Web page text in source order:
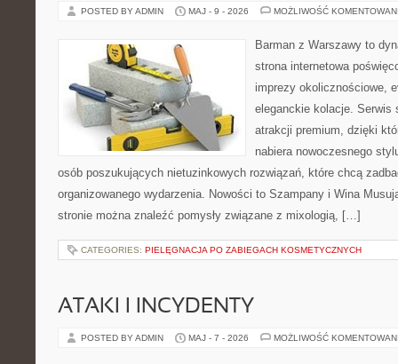
POSTED BY ADMIN MAJ - 9 - 2026 MOŻLIWOŚĆ
Barman z Warszawy to
strona internetowa
imprezy okolicznościowe,
eleganckie kolacje. Serwis
atrakcji premium, dzięki
nabiera nowoczesnego
osób poszukujących nietuzinkowych rozwiązań, które chcą
organizowanego wydarzenia. Nowości to Szampany i Wina
stronie można znaleźć pomysły związane z mixologią, […]
CATEGORIES: PIELĘGNACJA PO ZABIEGACH KOSMETYCZNYCH
ATAKI I INCYDENTY
POSTED BY ADMIN MAJ - 7 - 2026 MOŻLIWOŚĆ